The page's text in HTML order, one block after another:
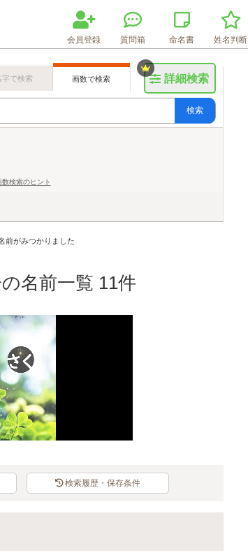
会員登録 質問箱 命名書 姓名判断
詳細検索
字で検索 画数で検索
検索
数検索のヒント
前がみつかりました
名前一覧 11件
検索履歴・保存条件